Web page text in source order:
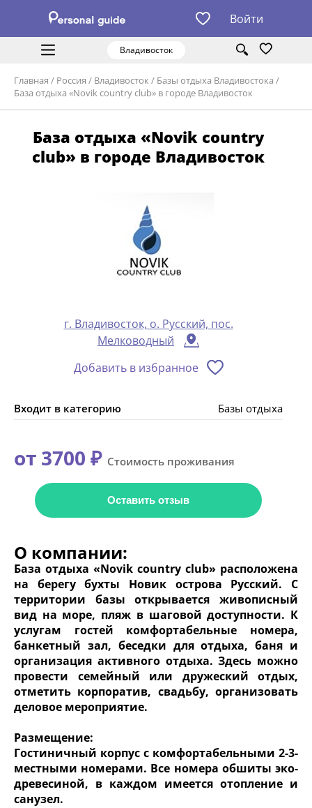
Войти
Владивосток
Главная / Россия / Владивосток / Базы отдыха Владивостока /
База отдыха «Novik country club» в городе Владивосток
База отдыха «Novik country
club» в городе Владивосток
г. Владивосток, о. Русский, пос.
Мелководный
Добавить в избранное
Входит в категорию Базы отдыха
от 3700 ₽ Стоимость проживания
Оставить отзыв
О компании:
База отдыха «Novik country club» расположена
на берегу бухты Новик острова Русский. С
территории базы открывается живописный
вид на море, пляж в шаговой доступности. К
услугам гостей комфортабельные номера,
банкетный зал, беседки для отдыха, баня и
организация активного отдыха. Здесь можно
провести семейный или дружеский отдых,
отметить корпоратив, свадьбу, организовать
деловое мероприятие.
Размещение:
Гостиничный корпус с комфортабельными 2-3-
местными номерами. Все номера обшиты эко-
древесиной, в каждом имеется отопление и
санузел.